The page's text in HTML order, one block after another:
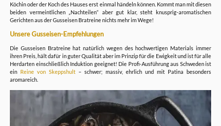
Köchin oder der Koch des Hauses erst einmal händeln können. Kommt man mit diesen
beiden vermeintlichen „Nachteilen“ aber gut klar, steht knusprig-aromatischen
Gerichten aus der Gusseisen Bratreine nichts mehr im Wege!
Unsere Gusseisen-Empfehlungen
Die Gusseisen Bratreine hat natürlich wegen des hochwertigen Materials immer
ihren Preis, hält dafür in guter Qualität aber im Prinzip für die Ewigkeit und ist für alle
Herdarten einschließlich Induktion geeignet! Die Profi-Ausführung aus Schweden ist
ein Reine von Skeppshult – schwer; massiv, ehrlich und mit Patina besonders
aromareich.